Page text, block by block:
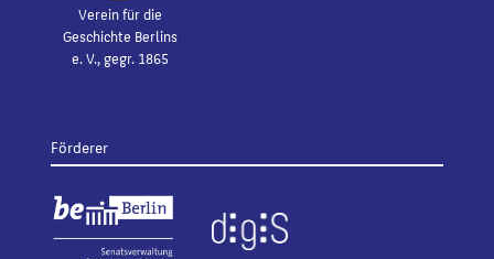
Verein für die
Geschichte Berlins
e. V., gegr. 1865
Förderer